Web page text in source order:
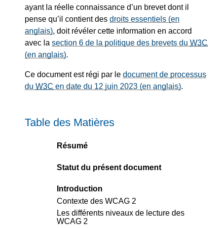
ayant la réelle connaissance d’un brevet dont il
pense qu’il contient des droits essentiels (en
anglais), doit révéler cette information en accord
avec la section 6 de la politique des brevets du W3C
(en anglais).
Ce document est régi par le document de processus
du W3C en date du 12 juin 2023 (en anglais).
Table des Matières
Résumé
Statut du présent document
Introduction
Contexte des WCAG 2
Les différents niveaux de lecture des
WCAG 2